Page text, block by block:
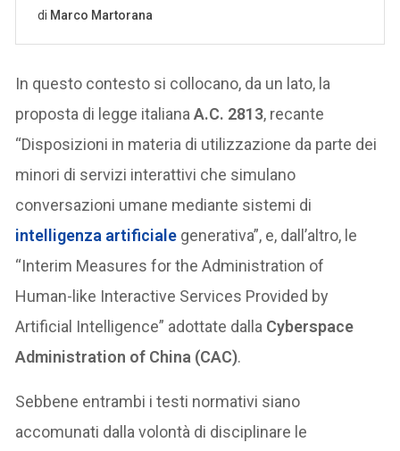
In questo contesto si collocano, da un lato, la
proposta di legge italianaA.C. 2813, recante
“Disposizioni in materia di utilizzazione da parte dei
minori di servizi interattivi che simulano
conversazioni umane mediante sistemi di
intelligenza artificiale generativa”, e, dall’altro, le
“Interim Measures for the Administration of
Human-like Interactive Services Provided by
Artificial Intelligence” adottate dalla Cyberspace
Administration of China (CAC).
Sebbene entrambi i testi normativi siano
accomunati dalla volontà di disciplinare le